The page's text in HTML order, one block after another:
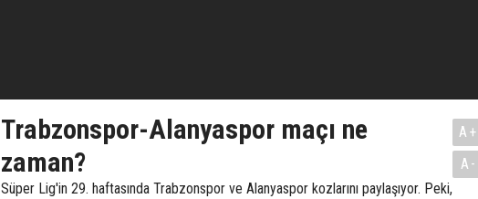
Trabzonspor-Alanyaspor maçı ne
zaman?
Süper Lig'in 29. haftasında Trabzonspor ve Alanyaspor kozlarını paylaşıyor. Peki,
A+
A-